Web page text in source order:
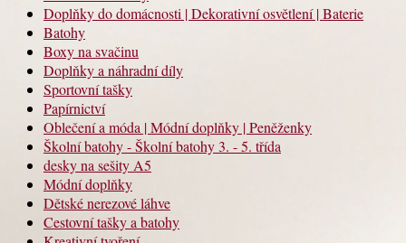
Doplňky do domácnosti | Dekorativní osvětlení | Baterie
Batohy
Boxy na svačinu
Doplňky a náhradní díly
Sportovní tašky
Papírnictví
Oblečení a móda | Módní doplňky | Peněženky
Školní batohy - Školní batohy 3. - 5. třída
desky na sešity A5
Módní doplňky
Dětské nerezové láhve
Cestovní tašky a batohy